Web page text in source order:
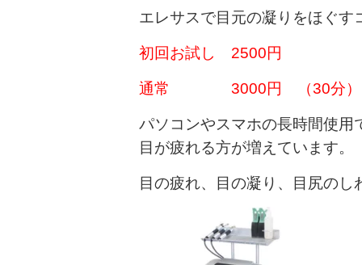
エレサスで目元の凝りをほぐす
初回お試し 2500円
通常 3000円 （30分）
パソコンやスマホの長時間使用
目が疲れる方が増えています。
目の疲れ、目の凝り、目尻の